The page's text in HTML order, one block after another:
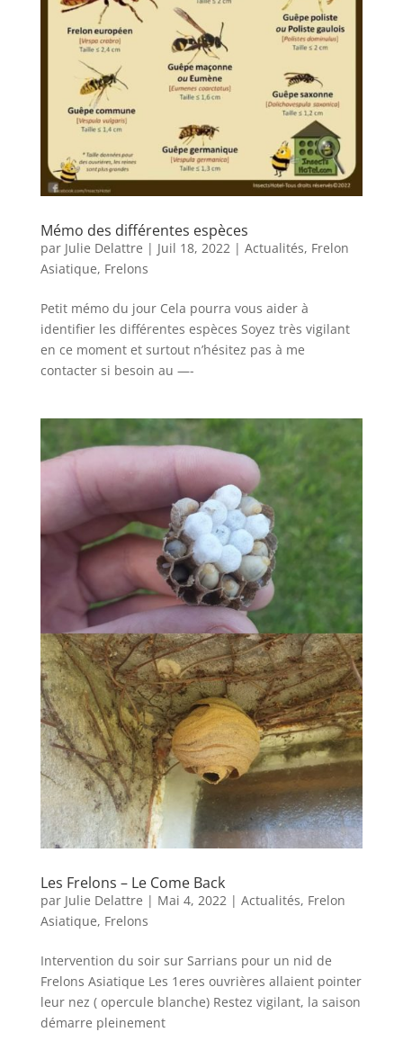
Mémo des différentes espèces
par Julie Delattre | Juil 18, 2022 | Actualités, Frelon
Asiatique, Frelons
Petit mémo du jour Cela pourra vous aider à
identifier les différentes espèces Soyez très vigilant
en ce moment et surtout n’hésitez pas à me
contacter si besoin au —-
Les Frelons – Le Come Back
par Julie Delattre | Mai 4, 2022 | Actualités, Frelon
Asiatique, Frelons
Intervention du soir sur Sarrians pour un nid de
Frelons Asiatique Les 1eres ouvrières allaient pointer
leur nez ( opercule blanche) Restez vigilant, la saison
démarre pleinement